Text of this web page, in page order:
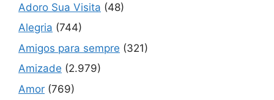
Adoro Sua Visita (48)
Alegria (744)
Amigos para sempre (321)
Amizade (2.979)
Amor (769)